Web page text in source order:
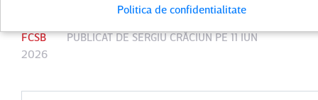
FCSB PUBLICAT DESERGIU CRĂCIUNPE 11 IUN
2026
Politica de confidentialitate